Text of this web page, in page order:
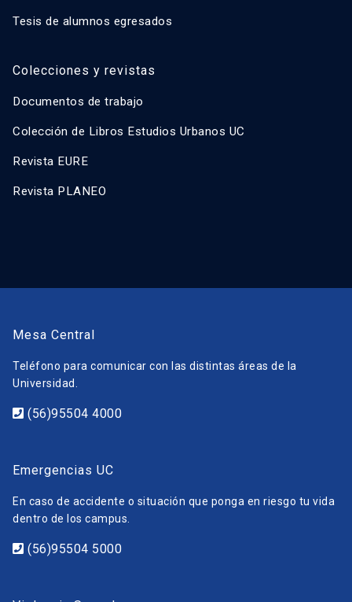
Tesis de alumnos egresados
Colecciones y revistas
Documentos de trabajo
Colección de Libros Estudios Urbanos UC
Revista EURE
Revista PLANEO
Mesa Central
Teléfono para comunicar con las distintas áreas de la
Universidad.
(56)95504 4000
Emergencias UC
En caso de accidente o situación que ponga en riesgo tu vida
dentro de los campus.
(56)95504 5000